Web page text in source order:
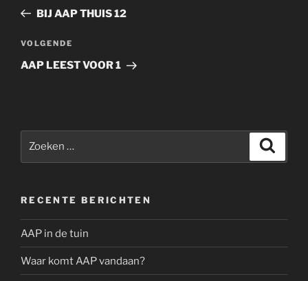
berichtBIJ AAP THUIS 12
Volgend
bericht
VOLGENDE
AAP LEEST VOOR 1
RECENTE BERICHTEN
AAP in de tuin
Waar komt AAP vandaan?